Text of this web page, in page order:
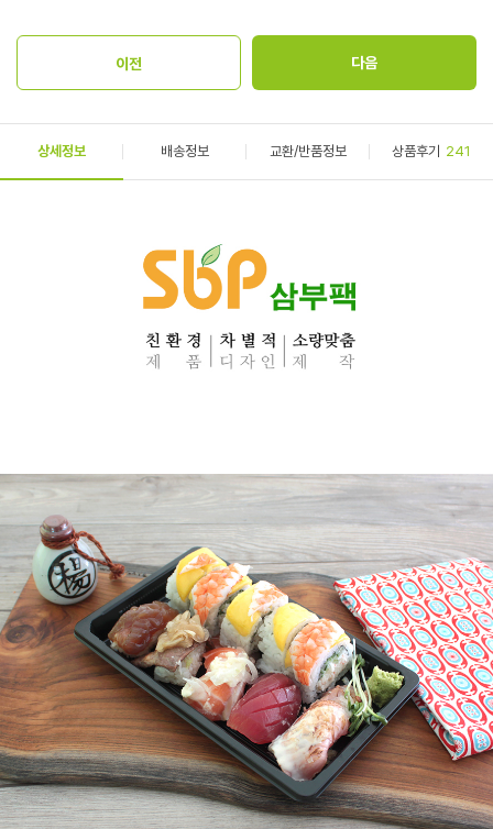
상세정보 배송정보 교환/반품정보 상품후기 241